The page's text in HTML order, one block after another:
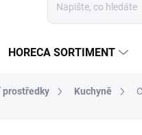
HORECA SORTIMENT
prostředky Kuchyně